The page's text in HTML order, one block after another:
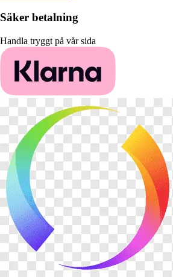
Säker betalning
Handla tryggt på vår sida